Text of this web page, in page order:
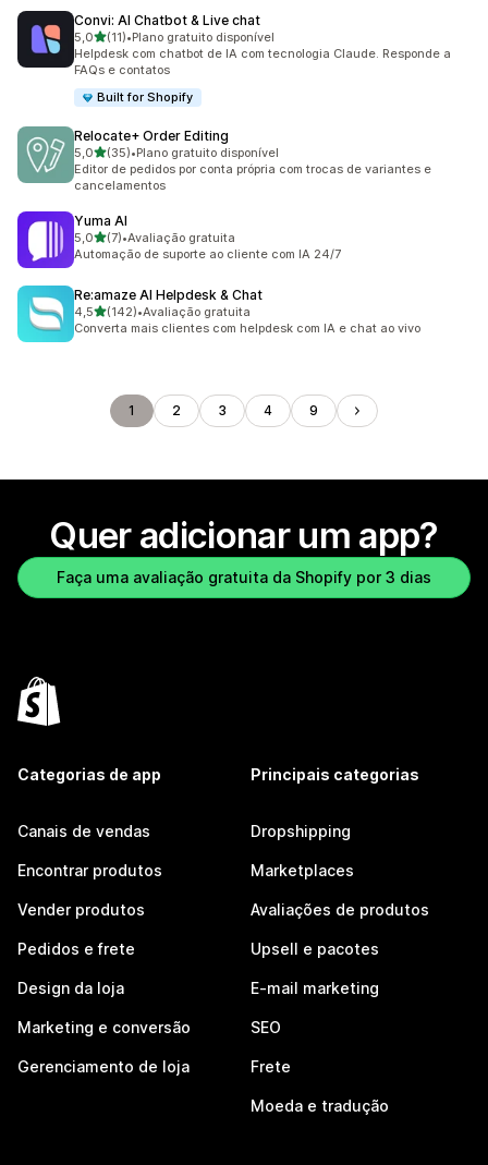
Convi: AI Chatbot & Live chat
5,0de 5 estrelas
(11)
11 avaliações ao todo
•Plano gratuito disponível
Helpdesk com chatbot de IA com tecnologia Claude. Responde a
FAQs e contatos
Built for Shopify
Relocate+ Order Editing
5,0de 5 estrelas
(35)
35 avaliações ao todo
•Plano gratuito disponível
Editor de pedidos por conta própria com trocas de variantes e
cancelamentos
Yuma AI
5,0de 5 estrelas
(7)
7 avaliações ao todo
•Avaliação gratuita
Automação de suporte ao cliente com IA 24/7
Re:amaze AI Helpdesk & Chat
4,5de 5 estrelas
(142)
142 avaliações ao todo
•Avaliação gratuita
Converta mais clientes com helpdesk com IA e chat ao vivo
1 2 3 4 9
Quer adicionar um app?
Faça uma avaliação gratuita da Shopify por 3 dias
Categorias de app
Canais de vendas
Encontrar produtos
Vender produtos
Pedidos e frete
Design da loja
Marketing e conversão
Gerenciamento de loja
Principais categorias
Dropshipping
Marketplaces
Avaliações de produtos
Upsell e pacotes
E-mail marketing
SEO
Frete
Moeda e tradução